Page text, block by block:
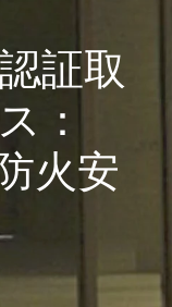
証取
：
火安